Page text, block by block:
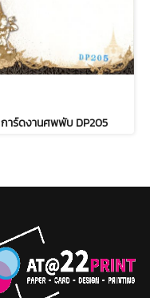
การ์ดงานศพพับ DP205